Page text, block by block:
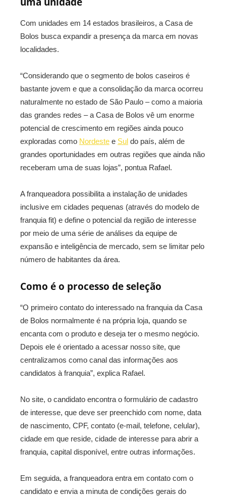
Com unidades em 14 estados brasileiros, a Casa de
Bolos busca expandir a presença da marca em novas
localidades.
“Considerando que o segmento de bolos caseiros é
bastante jovem e que a consolidação da marca ocorreu
naturalmente no estado de São Paulo – como a maioria
das grandes redes – a Casa de Bolos vê um enorme
potencial de crescimento em regiões ainda pouco
exploradas como Nordeste e Sul do país, além de
grandes oportunidades em outras regiões que ainda não
receberam uma de suas lojas”, pontua Rafael.
A franqueadora possibilita a instalação de unidades
inclusive em cidades pequenas (através do modelo de
franquia fit) e define o potencial da região de interesse
por meio de uma série de análises da equipe de
expansão e inteligência de mercado, sem se limitar pelo
número de habitantes da área.
Como é o processo de seleção
“O primeiro contato do interessado na franquia da Casa
de Bolos normalmente é na própria loja, quando se
encanta com o produto e deseja ter o mesmo negócio.
Depois ele é orientado a acessar nosso site, que
centralizamos como canal das informações aos
candidatos à franquia”, explica Rafael.
No site, o candidato encontra o formulário de cadastro
de interesse, que deve ser preenchido com nome, data
de nascimento, CPF, contato (e-mail, telefone, celular),
cidade em que reside, cidade de interesse para abrir a
franquia, capital disponível, entre outras informações.
Em seguida, a franqueadora entra em contato com o
candidato e envia a minuta de condições gerais do